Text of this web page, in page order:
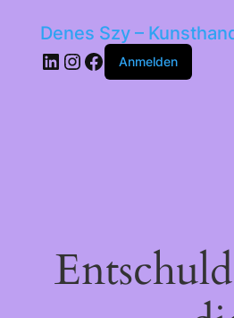
Denes Szy –
LinkedIn
Instagram
Facebook
Anmelden